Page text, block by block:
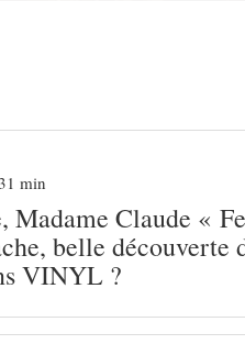
min
Madame Claude «
belle découverte
VINYL ?